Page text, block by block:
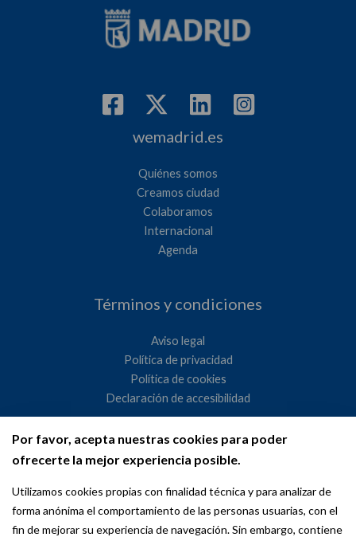
Por favor, acepta nuestras cookies para poder
ofrecerte la mejor experiencia posible.
Utilizamos cookies propias con finalidad técnica y para analizar de
forma anónima el comportamiento de las personas usuarias, con el
fin de mejorar su experiencia de navegación. Sin embargo, contiene
wemadrid.es
Quiénes somos
Creamos ciudad
Colaboramos
Internacional
Agenda
Términos y condiciones
Aviso legal
Política de privacidad
Política de cookies
Declaración de accesibilidad
Ayuntamiento de Madrid
WeMadrid es un sitio web del Ayuntamiento de Madrid
dedicado a las relaciones institucionales y la actividad
internacional del Alcalde. ​